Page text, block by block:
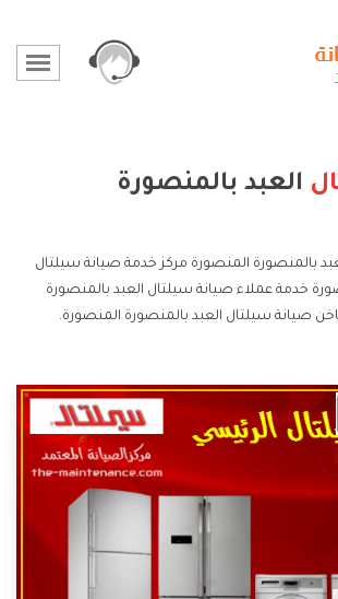
العبد بالمنصورة
بالمنصورة المنصورة مركز خدمة صيانة سيلتال
خدمة عملاء صيانة سيلتال العبد بالمنصورة
صيانة سيلتال العبد بالمنصورة المنصورة.